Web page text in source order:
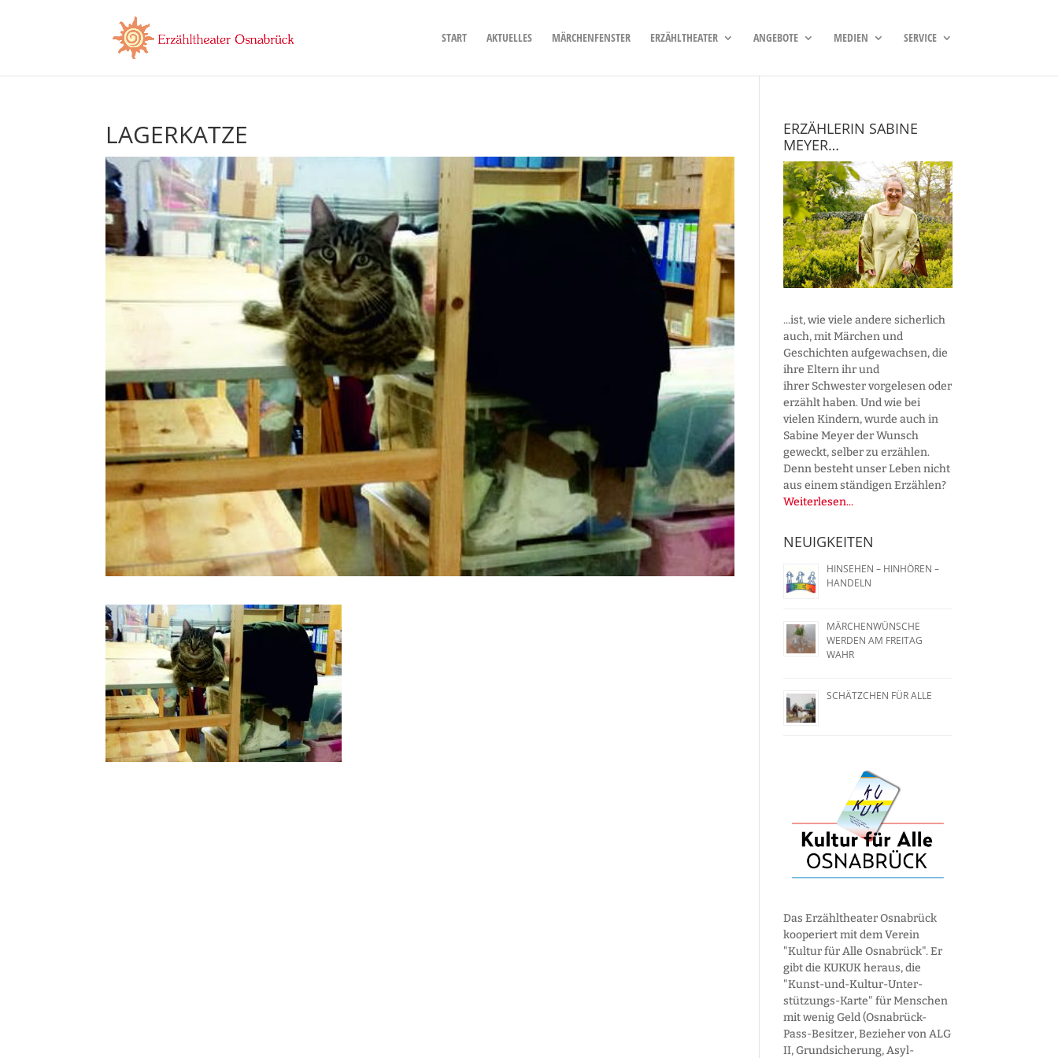
START AKTUELLES MÄRCHENFENSTER ERZÄHLTHEATER ANGEBOTE MEDIEN SERVICE
LAGERKATZE
ERZÄHLERIN SABINE
MEYER…
...ist, wie viele andere sicherlich
auch, mit Märchen und
Geschichten aufgewachsen, die
ihre Eltern ihr und
ihrer Schwester vorgelesen oder
erzählt haben. Und wie bei
vielen Kindern, wurde auch in
Sabine Meyer der Wunsch
geweckt, selber zu erzählen.
Denn besteht unser Leben nicht
aus einem ständigen Erzählen?
Weiterlesen...
NEUIGKEITEN
HINSEHEN – HINHÖREN –
HANDELN
MÄRCHENWÜNSCHE
WERDEN AM FREITAG
WAHR
SCHÄTZCHEN FÜR ALLE
Das Erzähltheater Osnabrück
kooperiert mit dem Verein
"Kultur für Alle Osnabrück". Er
gibt die KUKUK heraus, die
"Kunst-und-Kultur-Unter­
stützungs-Karte" für Menschen
mit wenig Geld (Osnabrück-
Pass-Besitzer, Bezieher von ALG
II, Grund­sicherung, Asyl­